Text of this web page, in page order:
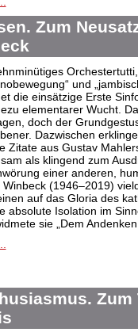
Zum
und
die einsätzige Erste
elementarer Wucht.
doch der
Dazwischen
Zitate aus Gustav
als klingend zum
einer anderen,
Winbeck (1946–2019)
auf das Gloria des
absolute Isolation im
sie „Dem
Zum